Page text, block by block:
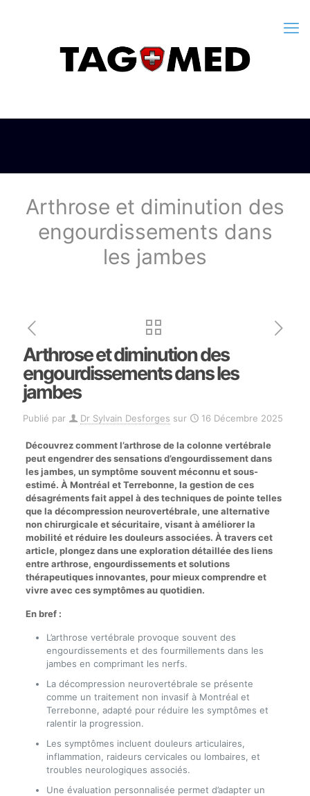
Arthrose et diminution des
engourdissements dans
les jambes
Arthrose et diminution des
engourdissements dans les
jambes
Publié par Dr Sylvain Desforges sur 16 Décembre 2025
Découvrez comment l’arthrose de la colonne vertébrale
peut engendrer des sensations d’engourdissement dans
les jambes, un symptôme souvent méconnu et sous-
estimé. À Montréal et Terrebonne, la gestion de ces
désagréments fait appel à des techniques de pointe telles
que la décompression neurovertébrale, une alternative
non chirurgicale et sécuritaire, visant à améliorer la
mobilité et réduire les douleurs associées. À travers cet
article, plongez dans une exploration détaillée des liens
entre arthrose, engourdissements et solutions
thérapeutiques innovantes, pour mieux comprendre et
vivre avec ces symptômes au quotidien.
En bref :
L’arthrose vertébrale provoque souvent des
engourdissements et des fourmillements dans les
jambes en comprimant les nerfs.
La décompression neurovertébrale se présente
comme un traitement non invasif à Montréal et
Terrebonne, adapté pour réduire les symptômes et
ralentir la progression.
Les symptômes incluent douleurs articulaires,
inflammation, raideurs cervicales ou lombaires, et
troubles neurologiques associés.
Une évaluation personnalisée permet d’adapter un